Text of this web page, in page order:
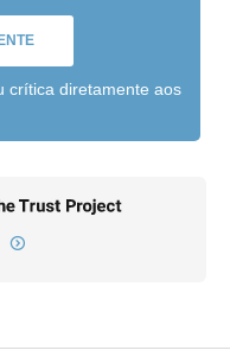
crítica diretamente aos